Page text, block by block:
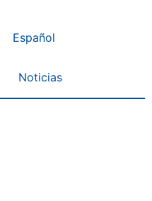
Español
Noticias